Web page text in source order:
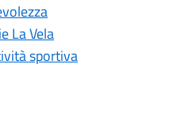
La Vela
sportiva